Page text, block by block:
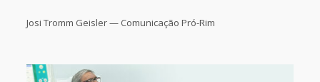
Josi Tromm Geisler — Comunicação Pró-Rim